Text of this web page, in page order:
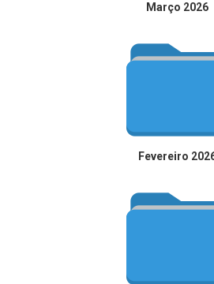
Março 2026
Fevereiro